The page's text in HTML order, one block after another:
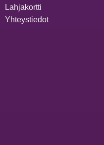
Lahjakortti
Yhteystiedot